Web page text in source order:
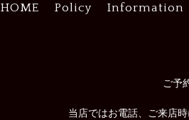
HOME Policy Information
ご予
当店ではお電話、ご来店